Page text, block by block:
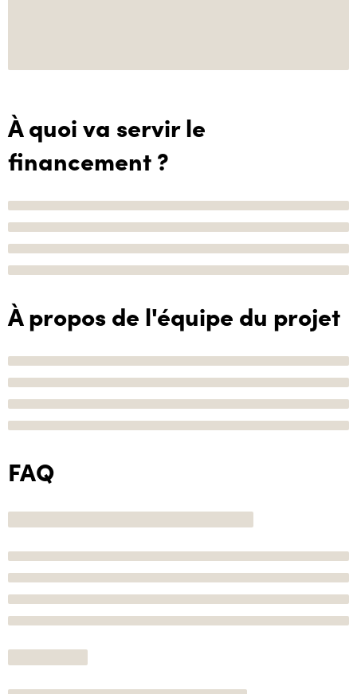
À quoi va servir le
financement ?
À propos de l'équipe du projet
FAQ